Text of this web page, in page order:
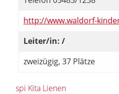
http://www.waldorf-
Leiter/in: /
zweizügig, 37 Plätze
spi Kita Lienen